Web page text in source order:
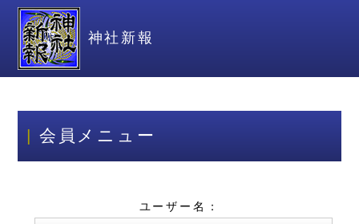
神社新報
会員メニュー
ユーザー名：